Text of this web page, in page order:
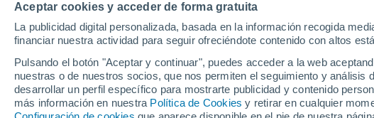
Aceptar cookies y acceder de forma gratuita
La publicidad digital personalizada, basada en la información recogida
financiar nuestra actividad para seguir ofreciéndote contenido con altos
Pulsando el botón "Aceptar y continuar", puedes acceder a la web
nuestras o de nuestros socios, que nos permiten el seguimiento y análisis
desarrollar un perfil específico para mostrarte publicidad y contenido
más información en nuestra Política de Cookies y retirar en cualquier
Inicio Estados Unidos Missouri Mt. Bachelor
Mt. Bachelor